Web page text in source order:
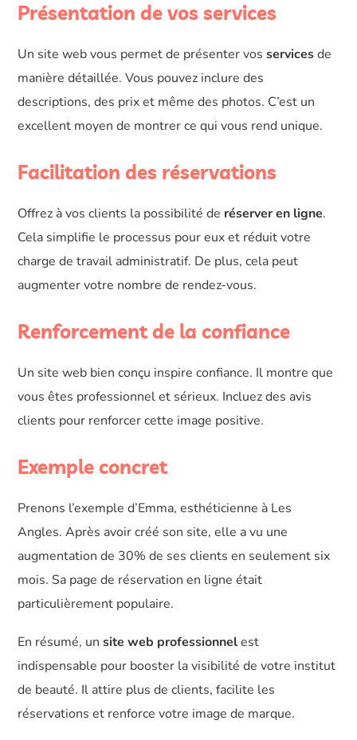
Présentation de vos services
Un site web vous permet de présenter vosservicesde
manière détaillée. Vous pouvez inclure des
descriptions, des prix et même des photos. C’est un
excellent moyen de montrer ce qui vous rend unique.
Facilitation des réservations
Offrez à vos clients la possibilité de réserver en ligne.
Cela simplifie le processus pour eux et réduit votre
charge de travail administratif. De plus, cela peut
augmenter votre nombre de rendez-vous.
Renforcement de la confiance
Un site web bien conçu inspire confiance. Il montre que
vous êtes professionnel et sérieux. Incluez des avis
clients pour renforcer cette image positive.
Exemple concret
Prenons l’exemple d’Emma, esthéticienne à Les
Angles. Après avoir créé son site, elle a vu une
augmentation de 30% de ses clients en seulement six
mois. Sa page de réservation en ligne était
particulièrement populaire.
En résumé, unsite web professionnelest
indispensable pour booster la visibilité de votre institut
de beauté. Il attire plus de clients, facilite les
réservations et renforce votre image de marque.